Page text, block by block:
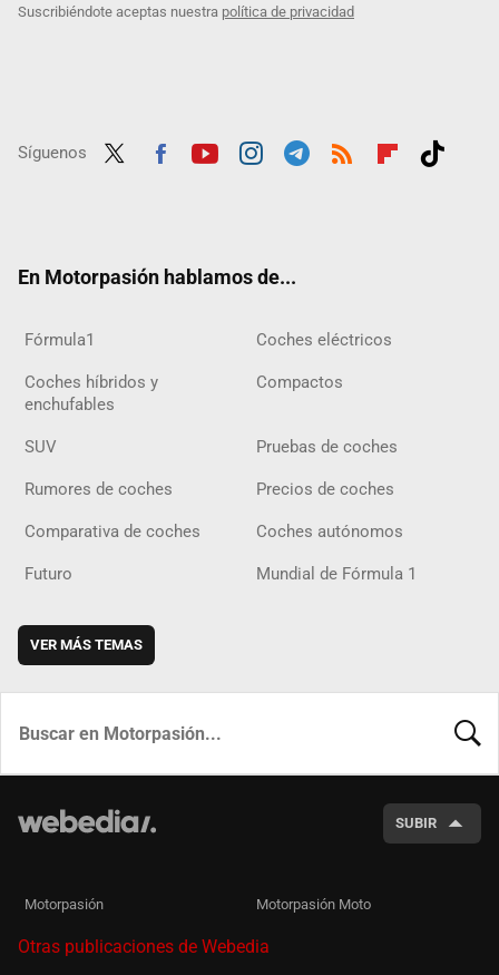
Suscribiéndote aceptas nuestra política de privacidad
Síguenos
En Motorpasión hablamos de...
Fórmula1 Coches eléctricos
Coches híbridos y
enchufables
Compactos
SUV Pruebas de coches
Rumores de coches Precios de coches
Comparativa de coches Coches autónomos
Futuro Mundial de Fórmula 1
VER MÁS TEMAS
SUBIR
Motorpasión Motorpasión Moto
Otras publicaciones de Webedia